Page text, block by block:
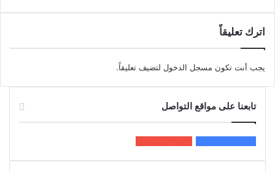
اترك تعليقاً
يجب أنت تكون مسجل الدخول لتضيف تعليقاً.
تابعنا على مواقع التواصل